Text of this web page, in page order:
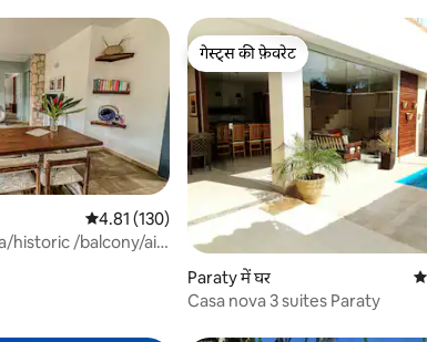
औसत रेटिंग 5 में से 4.81, 130 समीक्षाएँ
4.81 (130)
historic /balcony/air
गेस्ट्स की फ़ेवरेट
गेस्ट्स की फ़ेवरेट
Paraty में घर
Casa nova 3 suites Paraty